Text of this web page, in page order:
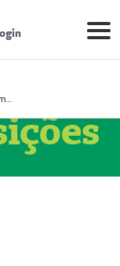
Prestador Mosaicum Espaço Clínico Ltda (51004352-0)